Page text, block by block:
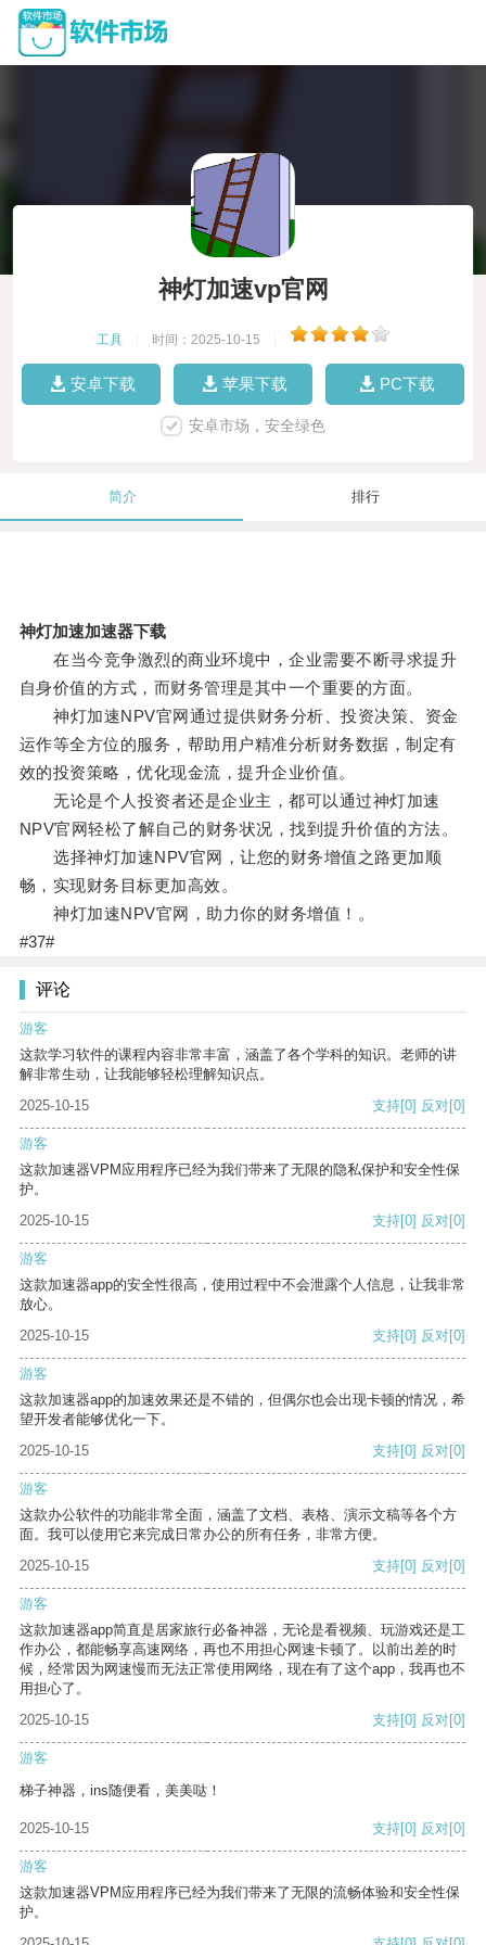
神灯加速vp官网
工具 时间：2025-10-15
安卓下载 苹果下载 PC下载
安卓市场，安全绿色
简介 排行
神灯加速加速器下载
在当今竞争激烈的商业环境中，企业需要不断寻求提升
自身价值的方式，而财务管理是其中一个重要的方面。
神灯加速NPV官网通过提供财务分析、投资决策、资金
运作等全方位的服务，帮助用户精准分析财务数据，制定有
效的投资策略，优化现金流，提升企业价值。
无论是个人投资者还是企业主，都可以通过神灯加速
NPV官网轻松了解自己的财务状况，找到提升价值的方法。
选择神灯加速NPV官网，让您的财务增值之路更加顺
畅，实现财务目标更加高效。
神灯加速NPV官网，助力你的财务增值！。
#37#
评论
游客
这款学习软件的课程内容非常丰富，涵盖了各个学科的知识。老师的讲
解非常生动，让我能够轻松理解知识点。
2025-10-15
支持[0] 反对[0]
游客
这款加速器VPM应用程序已经为我们带来了无限的隐私保护和安全性保
护。
2025-10-15
支持[0] 反对[0]
游客
这款加速器app的安全性很高，使用过程中不会泄露个人信息，让我非常
放心。
2025-10-15
支持[0] 反对[0]
游客
这款加速器app的加速效果还是不错的，但偶尔也会出现卡顿的情况，希
望开发者能够优化一下。
2025-10-15
支持[0] 反对[0]
游客
这款办公软件的功能非常全面，涵盖了文档、表格、演示文稿等各个方
面。我可以使用它来完成日常办公的所有任务，非常方便。
2025-10-15
支持[0] 反对[0]
游客
这款加速器app简直是居家旅行必备神器，无论是看视频、玩游戏还是工
作办公，都能畅享高速网络，再也不用担心网速卡顿了。以前出差的时
候，经常因为网速慢而无法正常使用网络，现在有了这个app，我再也不
用担心了。
2025-10-15
支持[0] 反对[0]
游客
梯子神器，ins随便看，美美哒！
2025-10-15 支持[0] 反对[0]
游客
这款加速器VPM应用程序已经为我们带来了无限的流畅体验和安全性保
护。